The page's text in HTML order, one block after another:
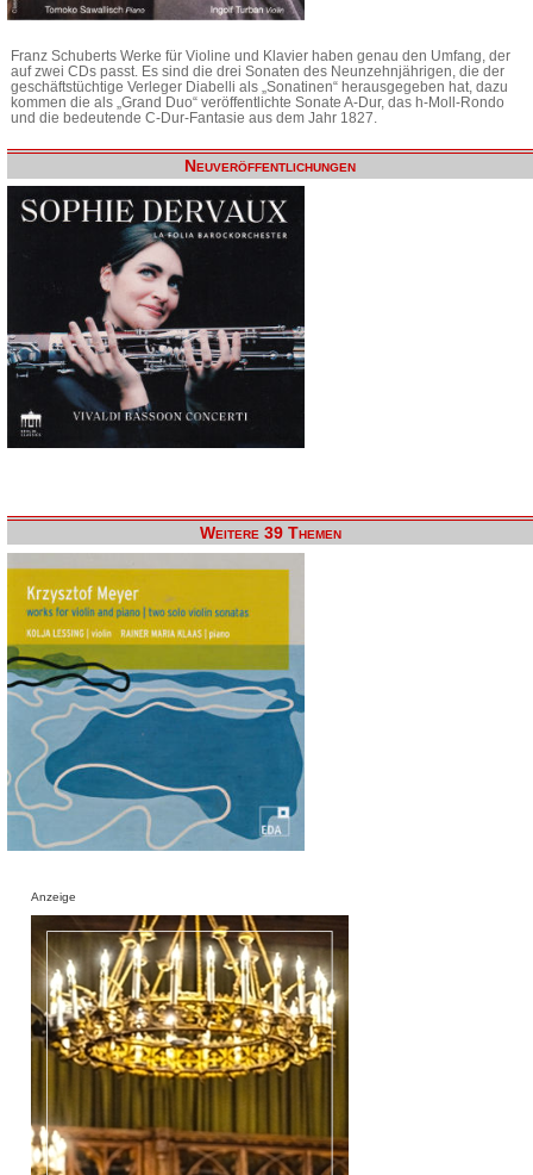
Franz Schuberts Werke für Violine und Klavier haben genau den Umfang, der
auf zwei CDs passt. Es sind die drei Sonaten des Neunzehnjährigen, die der
geschäftstüchtige Verleger Diabelli als „Sonatinen“ herausgegeben hat, dazu
kommen die als „Grand Duo“ veröffentlichte Sonate A-Dur, das h-Moll-Rondo
und die bedeutende C-Dur-Fantasie aus dem Jahr 1827.
Neuveröffentlichungen
Weitere 39 Themen
Anzeige